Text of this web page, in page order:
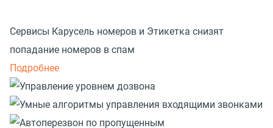
Сервисы Карусель номеров и Этикетка снизят
попадание номеров в спам
Подробнее